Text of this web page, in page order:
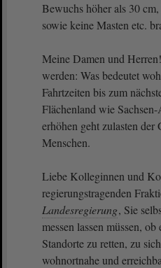
Bewuchs höher als 30
sowie keine Masten etc.
Meine Damen und
werden: Was bedeutet
Fahrtzeiten bis zum
Flächenland wie
erhöhen geht zulasten der
Menschen.
Liebe Kolleginnen und
regierungstragenden
Landesregierung, Sie
messen lassen müssen,
Standorte zu retten, zu
wohnortnahe und